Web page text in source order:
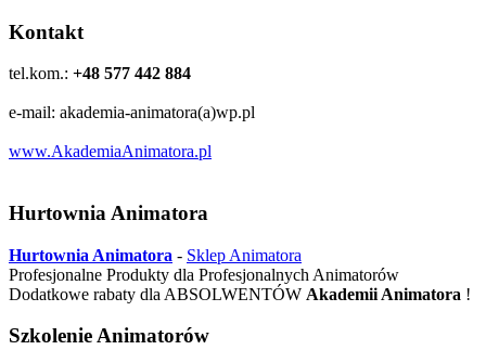
Kontakt
tel.kom.: +48 577 442 884
e-mail: akademia-animatora(a)wp.pl
www.AkademiaAnimatora.pl
Hurtownia Animatora
Hurtownia Animatora - Sklep Animatora
Profesjonalne Produkty dla Profesjonalnych Animatorów
Dodatkowe rabaty dla ABSOLWENTÓW Akademii Animatora !
Szkolenie Animatorów